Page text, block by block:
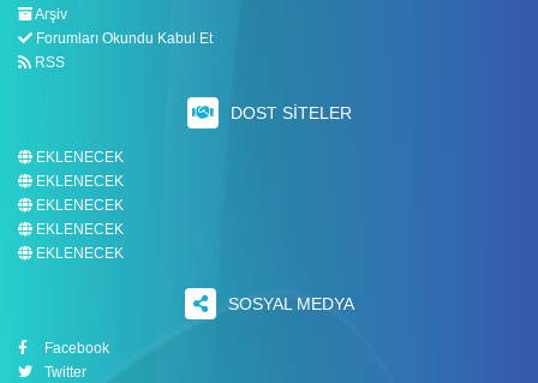
Arşiv
Forumları Okundu Kabul Et
RSS
DOST SITELER
EKLENECEK
EKLENECEK
EKLENECEK
EKLENECEK
EKLENECEK
SOSYAL MEDYA
Facebook
Twitter